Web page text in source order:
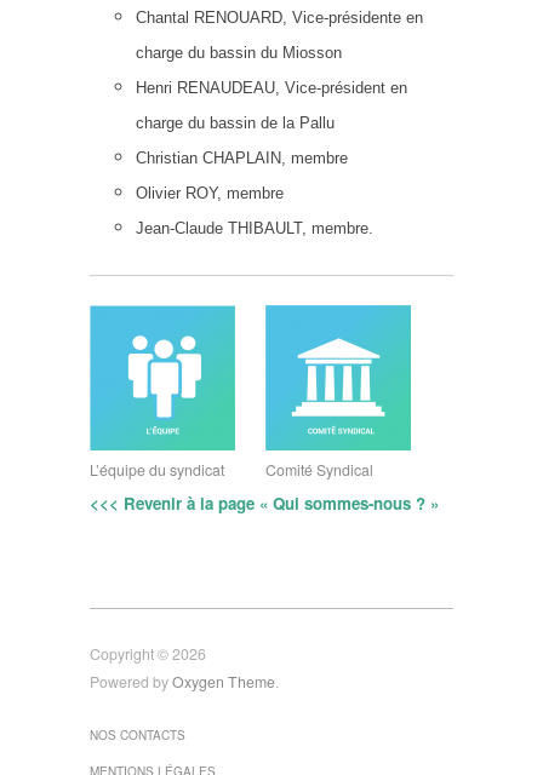
Chantal RENOUARD, Vice-présidente en
charge du bassin du Miosson
Henri RENAUDEAU, Vice-président en
charge du bassin de la Pallu
Christian CHAPLAIN, membre
Olivier ROY, membre
Jean-Claude THIBAULT, membre.
L’équipe du syndicat Comité Syndical
<<< Revenir à la page « Qui sommes-nous ? »
Copyright © 2026
Powered byOxygen Theme.
NOS CONTACTS
MENTIONS LÉGALES